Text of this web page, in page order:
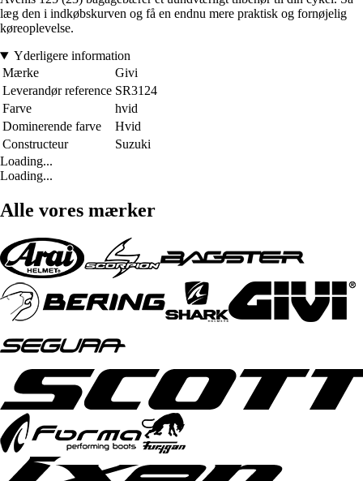
læg den i indkøbskurven og få en endnu mere praktisk og fornøjelig
køreoplevelse.
Yderligere information
Mærke
Givi
Leverandør reference SR3124
Farve
hvid
Dominerende farve
Hvid
Constructeur
Suzuki
Loading...
Loading...
Alle vores mærker